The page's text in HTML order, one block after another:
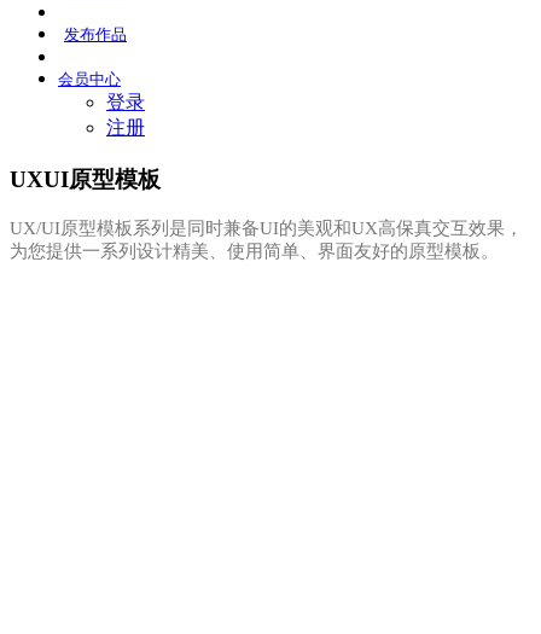
发布作品
会员中心
登录
注册
UXUI原型模板
UX/UI原型模板系列是同时兼备UI的美观和UX高保真交互效果，
为您提供一系列设计精美、使用简单、界面友好的原型模板。